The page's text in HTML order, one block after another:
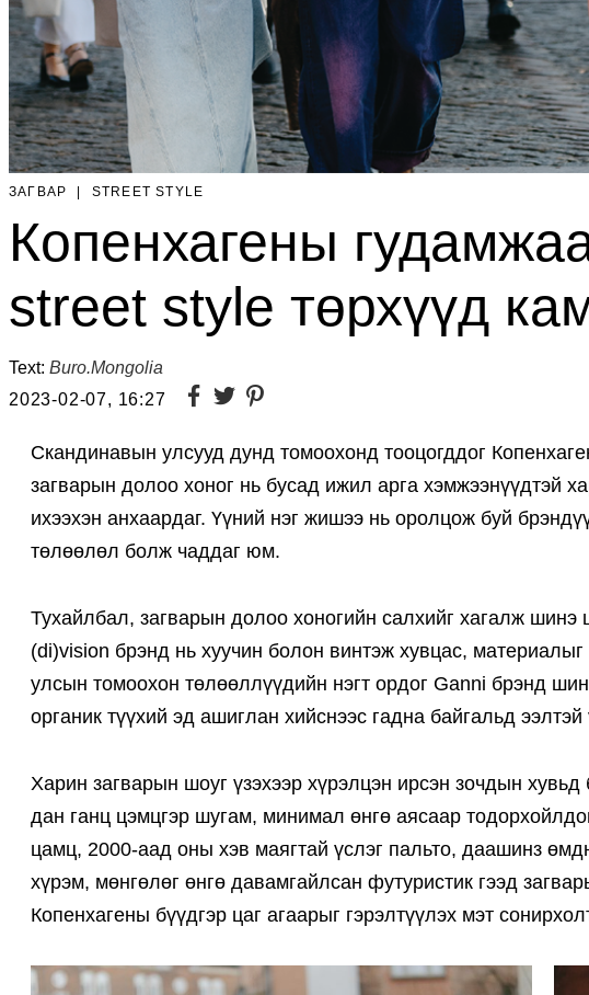
ЗАГВАР STREET STYLE
Копенхагены
street style төрхүүд
Text: Buro.Mongolia
2023-02-07, 16:27
Скандинавын улсууд дунд томоохонд тооцогддог
загварын долоо хоног нь бусад ижил арга хэмжээнүүдтэй
ихээхэн анхаардаг. Үүний нэг жишээ нь оролцож буй
төлөөлөл болж чаддаг юм.
Тухайлбал, загварын долоо хоногийн салхийг хагалж шинэ
(di)vision брэнд нь хуучин болон винтэж хувцас,
улсын томоохон төлөөллүүдийн нэгт ордог Ganni брэнд
органик түүхий эд ашиглан хийснээс гадна байгальд
Харин загварын шоуг үзэхээр хүрэлцэн ирсэн зочдын
дан ганц цэмцгэр шугам, минимал өнгө аясаар
цамц, 2000-аад оны хэв маягтай үслэг пальто, даашинз
хүрэм, мөнгөлөг өнгө давамгайлсан футуристик гээд
Копенхагены бүүдгэр цаг агаарыг гэрэлтүүлэх мэт